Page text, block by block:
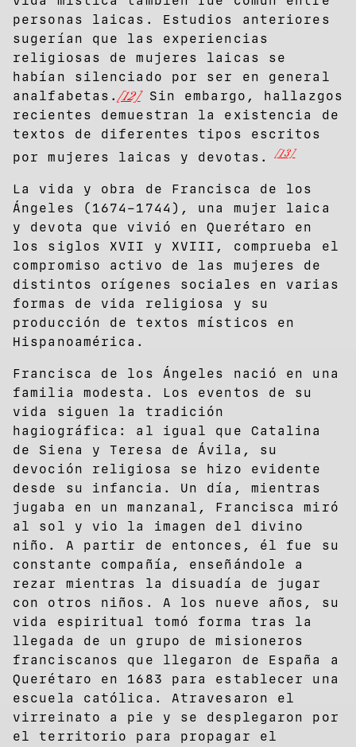
personas laicas. Estudios anteriores
sugerían que las experiencias
religiosas de mujeres laicas se
habían silenciado por ser en general
analfabetas.[12]Sin embargo, hallazgos
recientes demuestran la existencia de
textos de diferentes tipos escritos
por mujeres laicas y devotas.
[13]
La vida y obra de Francisca de los
Ángeles (1674–1744), una mujer laica
y devota que vivió en Querétaro en
los siglos XVII y XVIII, comprueba el
compromiso activo de las mujeres de
distintos orígenes sociales en varias
formas de vida religiosa y su
producción de textos místicos en
Hispanoamérica.
Francisca de los Ángeles nació en una
familia modesta. Los eventos de su
vida siguen la tradición
hagiográfica: al igual que Catalina
de Siena y Teresa de Ávila, su
devoción religiosa se hizo evidente
desde su infancia. Un día, mientras
jugaba en un manzanal, Francisca miró
al sol y vio la imagen del divino
niño. A partir de entonces, él fue su
constante compañía, enseñándole a
rezar mientras la disuadía de jugar
con otros niños. A los nueve años, su
vida espiritual tomó forma tras la
llegada de un grupo de misioneros
franciscanos que llegaron de España a
Querétaro en 1683 para establecer una
escuela católica. Atravesaron el
virreinato a pie y se desplegaron por
el territorio para propagar el